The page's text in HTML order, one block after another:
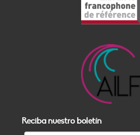
Reciba nuestro boletín